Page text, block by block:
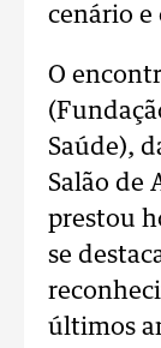
cenário e
O
Saúde),
Salão de
prestou
se
últimos